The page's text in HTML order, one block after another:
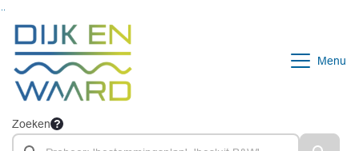
Menu
Zoeken